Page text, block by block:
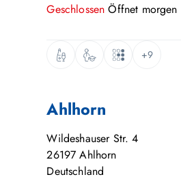
GeschlossenÖffnet morgen
+9
Ahlhorn
Wildeshauser Str. 4
26197 Ahlhorn
Deutschland